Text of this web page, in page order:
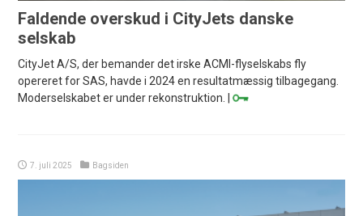
Faldende overskud i CityJets danske
selskab
CityJet A/S, der bemander det irske ACMI-flyselskabs fly
opereret for SAS, havde i 2024 en resultatmæssig tilbagegang.
Moderselskabet er under rekonstruktion. |
7. juli 2025 Bagsiden